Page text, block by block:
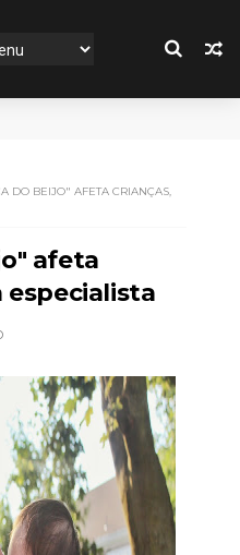
DO BEIJO" AFETA CRIANÇAS,
afeta
especialista